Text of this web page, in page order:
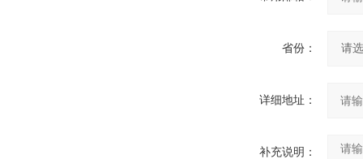
省份：
详细地址：
补充说明：